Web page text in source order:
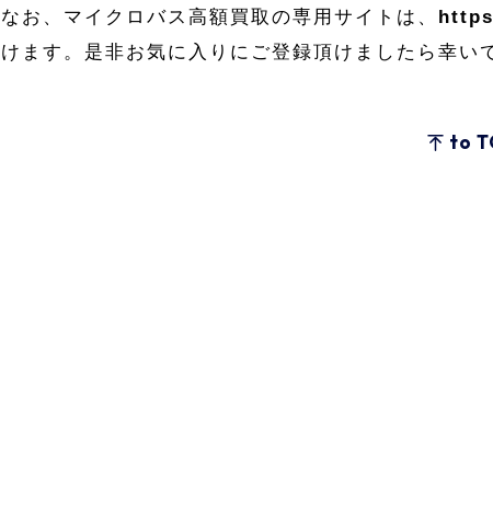
なお、マイクロバス高額買取の専用サイトは、
けます。是非お気に入りにご登録頂けましたら幸い
to